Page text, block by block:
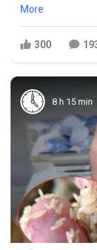
More
300
8 h 15 min